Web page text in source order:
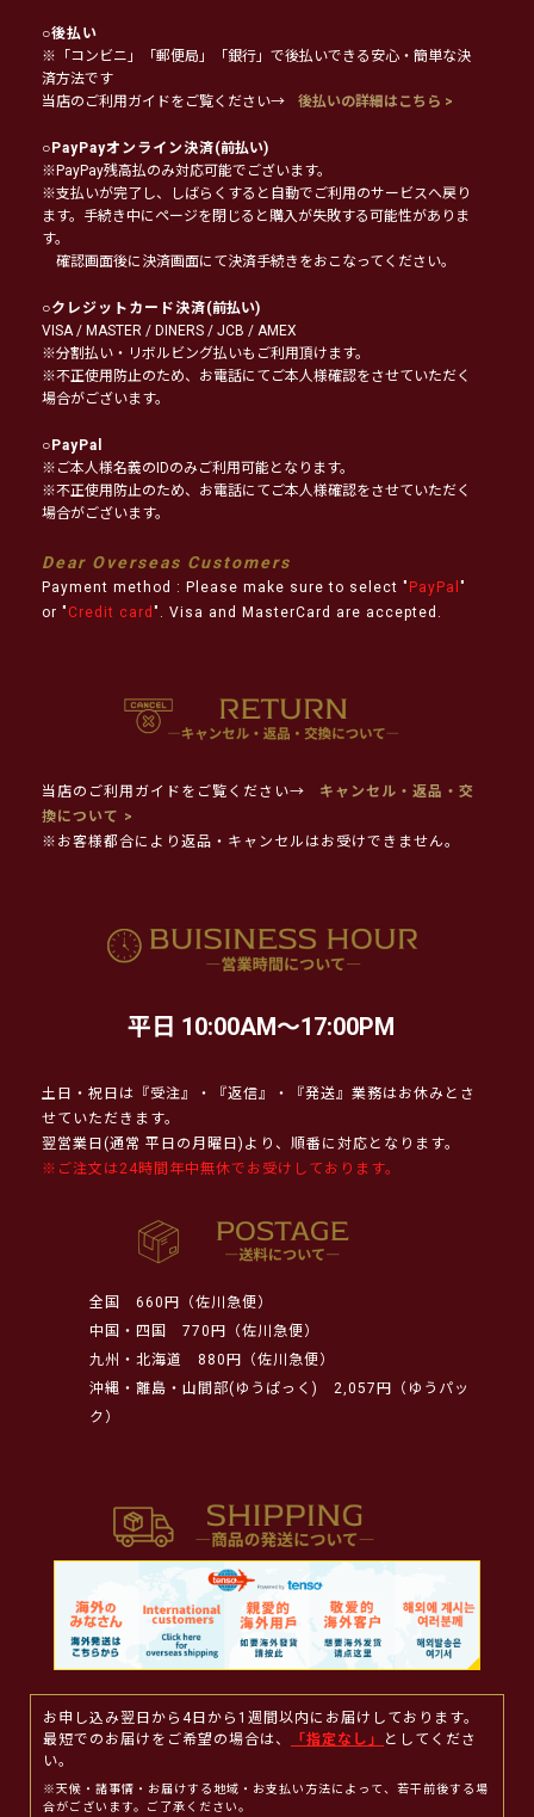
○後払い
※「コンビニ」「郵便局」「銀行」で後払いできる安心・簡単な決
済方法です
当店のご利用ガイドをご覧ください→
後払いの詳細はこちら >
○PayPayオンライン決済(前払い)
※PayPay残高払のみ対応可能でございます。
※支払いが完了し、しばらくすると自動でご利用のサービスへ戻り
ます。手続き中にページを閉じると購入が失敗する可能性がありま
す。
確認画面後に決済画面にて決済手続きをおこなってください。
○クレジットカード決済(前払い)
VISA / MASTER / DINERS / JCB / AMEX
※分割払い・リボルビング払いもご利用頂けます。
※不正使用防止のため、お電話にてご本人様確認をさせていただく
場合がございます。
○PayPal
※ご本人様名義のIDのみご利用可能となります。
※不正使用防止のため、お電話にてご本人様確認をさせていただく
場合がございます。
Dear Overseas Customers
Payment method : Please make sure to select " PayPal "
or " Credit card ". Visa and MasterCard are accepted.
当店のご利用ガイドをご覧ください→
キャンセル・返品・交
換について >
※お客様都合により返品・キャンセルはお受けできません。
平日 10:00AM～17:00PM
土日・祝日は『受注』・『返信』・『発送』業務はお休みとさ
せていただきます。
翌営業日(通常 平日の月曜日)より、順番に対応となります。
※ご注文は24時間年中無休でお受けしております。
全国
660円（佐川急便）
中国・四国
770円（佐川急便）
九州・北海道
880円（佐川急便）
沖縄・離島・山間部(ゆうぱっく)
2,057円（ゆうパッ
ク）
お申し込み翌日から4日から1週間以内にお届けしております。
最短でのお届けをご希望の場合は、
「指定なし」
としてくださ
い。
※天候・諸事情・お届けする地域・お支払い方法によって、若干前後する場
合がございます。ご了承ください。